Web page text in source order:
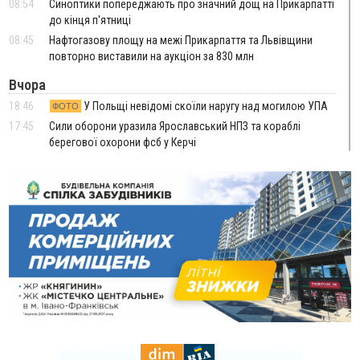
08:54
Синоптики попереджають про значний дощ на Прикарпатті
до кінця п'ятниці
08:45
Нафтогазову площу на межі Прикарпаття та Львівщини
повторно виставили на аукціон за 830 млн
Вчора
18:46 ФОТО
У Польщі невідомі скоїли наругу над могилою УПА
17:45
Сили оборони уразила Ярославський НПЗ та кораблі
берегової охорони фсб у Керчі
16:42
Поблизу Франківська п'яний на Chevrolet втікав від поліції
16:27
На Прикарпатті триває декларування вогнепальної зброї:
уже зареєстровано 282 одиниці
15:58
Понад 9 тис. прикарпатських вступників отримали
рекомендації до зарахування на бакалаврат у ВНЗ
15:28
Кілька вулиць у Долині тимчасово залишаться без газу
15:02
ФОТО У Старуні відбулася Патріарша проща
Кишакевич не зможе стати суддею Міжнародного